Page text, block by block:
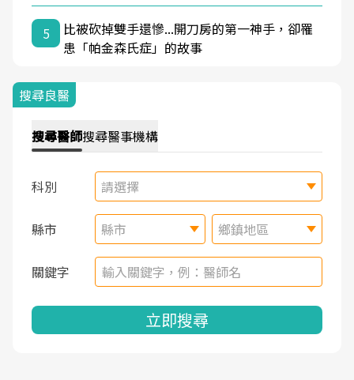
5
比被砍掉雙手還慘...開刀房的第一神手，卻罹
患「帕金森氏症」的故事
搜尋良醫
搜尋醫師搜尋醫事機構
科別 請選擇
縣市 縣市 鄉鎮地區
關鍵字
立即搜尋